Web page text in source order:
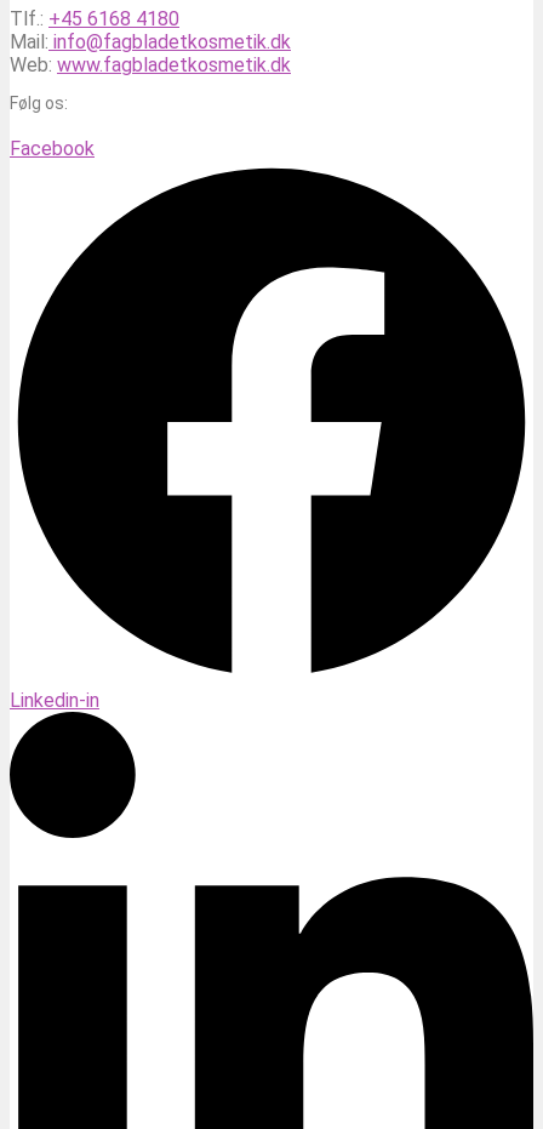
Tlf.: +45 6168 4180
Mail: info@fagbladetkosmetik.dk
Web: www.fagbladetkosmetik.dk
Følg os:
Facebook
Linkedin-in